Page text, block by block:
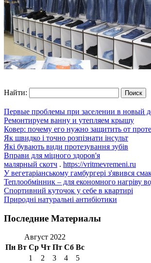
Найти:
Первые проблемы при заселении в новый
Ремонтируем ванну и утепляем крышу
Ковер: почему его нужно защитить от
Як швидко і точно розпізнати інсульт
Які бувають види протезування зубів
Вправи для міцного здоров'я
малярный скотч . https://vritmevremeni.ru
У вегетаріанському гамбургері з'явився
Теплообмінник – для економного нагріву
Спортивний куточок у себе в квартирі
Природні натуральні антибіотики
Последние Материалы
Август 2022
Пн Вт Ср Чт Пт Сб Вс
1
2 3 4
5